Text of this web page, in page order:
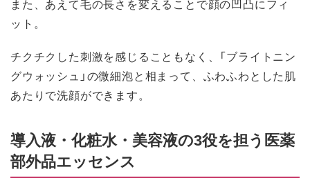
また、あえて毛の長さを変えることで顔の凹凸にフィ
ット。
チクチクした刺激を感じることもなく、「ブライトニン
グウォッシュ」の微細泡と相まって、ふわふわとした肌
あたりで洗顔ができます。
導入液・化粧水・美容液の3役を担う医薬
部外品エッセンス